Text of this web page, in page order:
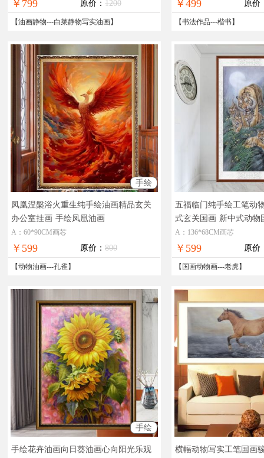
￥799 原价： 1200
【油画静物---白菜静物写实油画】
￥499 原价
【书法作品---楷书】
手绘
凤凰涅槃浴火重生纯手绘油画精品玄关
办公室挂画 手绘凤凰油画
A：60*90CM画芯
￥599 原价： 800
【动物油画---孔雀 】
五福临门纯手绘工笔动
式玄关国画 新中式动物
A：136*68CM画芯
￥599 原价
【 国画动物画---老虎】
手绘
手绘花卉油画向日葵油画心向阳光乐观
横幅动物写实工笔国画